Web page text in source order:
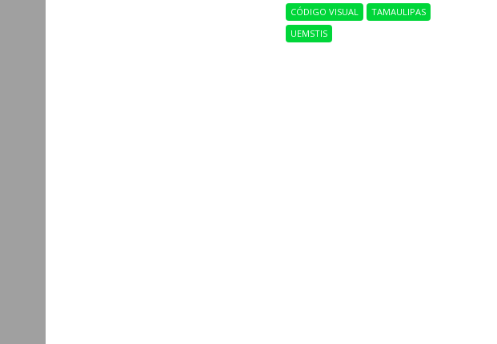
CÓDIGO VISUAL
TAMAULIPAS
UEMSTIS